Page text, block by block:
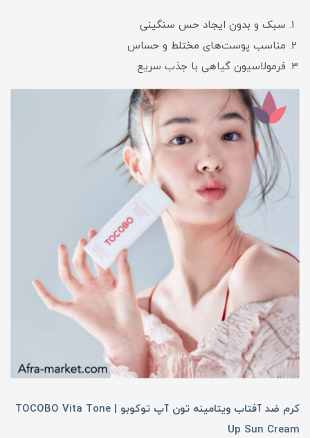
سبک و بدون ایجاد حس سنگینی
مناسب پوست‌های مختلط و حساس
فرمولاسیون گیاهی با جذب سریع
کرم ضد آفتاب ویتامینه تون آپ توکوبو | TOCOBO Vita Tone
Up Sun Cream